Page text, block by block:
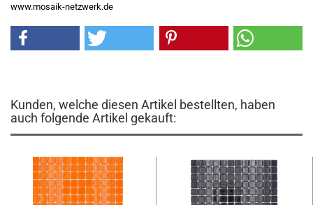
www.mosaik-netzwerk.de
Kunden, welche diesen Artikel bestellten, haben
auch folgende Artikel gekauft: